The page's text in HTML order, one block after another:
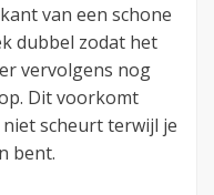
van een schone
dubbel zodat het
vervolgens nog
Dit voorkomt
scheurt terwijl je
bent.